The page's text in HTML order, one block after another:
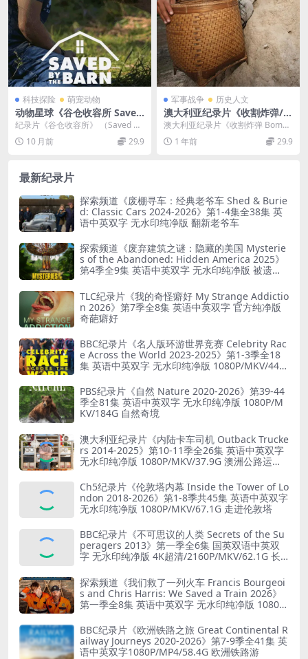
科技探险 萌宠动物
动物星球《谷仓收容所 Saved
By The Barn 2020》第一季全
12集 英语中英双字 官方纯净
版 1080P/MKV/36G 动物救助
纪录片《谷仓收容所》 （Saved By
The Barn 2020）：放弃六位...
10 月前 29.9
军事战争 历史人文
澳大利亚纪录片《收割炸弹/越
战炸弹遗毒 Bomb Harvest 2
007》英语中字 720P/MP4/1.
1G
澳大利亚纪录片《收割炸弹 Bomb
Harvest 2007》犹如一记沉重的警
钟...1 年前 29.9
最新纪录片
探索频道《废棚寻车：经典老爷车 Shed & Burie
d: Classic Cars 2024-2026》第1-4集全38集 英
语中英双字 无水印纯净版 翻新老爷车
探索频道《废弃建筑之谜：隐藏的美国 Mysterie
s of the Abandoned: Hidden America 2025》
第4季全9集 英语中英双字 无水印纯净版 被遗弃
TLC纪录片《我的奇怪癖好 My Strange Addictio
n 2026》第7季全8集 英语中英双字 官方纯净版
奇葩癖好
BBC纪录片《名人版环游世界竞赛 Celebrity Rac
e Across the World 2023-2025》第1-3季全18
集 英语中英双字 无水印纯净版 1080P/MKV/44.8
PBS纪录片《自然 Nature 2020-2026》第39-44
季全81集 英语中英双字 无水印纯净版 1080P/M
KV/184G 自然奇境
澳大利亚纪录片《内陆卡车司机 Outback Trucke
rs 2014-2025》第10-11季全26集 英语中英双字
无水印纯净版 1080P/MKV/37.9G 澳洲公路运输
Ch5纪录片《伦敦塔内幕 Inside the Tower of Lo
ndon 2018-2026》第1-8季共45集 英语中英双字
无水印纯净版 1080P/MKV/67.1G 走进伦敦塔
BBC纪录片《不可思议的人类 Secrets of the Su
peragers 2013》第一季全6集 国英双语中英双
字 无水印纯净版 4K超清/2160P/MKV/62.1G 长
探索频道《我们救了一列火车 Francis Bourgeoi
s and Chris Harris: We Saved a Train 2026》
第一季全8集 英语中英双字 无水印纯净版 1080P/
BBC纪录片《欧洲铁路之旅 Great Continental R
ailway Journeys 2020-2026》第7-9季全41集 英
语中英双字1080P/MP4/58.4G 欧洲铁路游